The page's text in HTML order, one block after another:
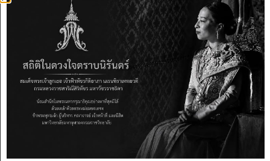
ตารางสอนระดับปริญญาตรี ภาคการศึกษาที่ 2 ประจำปีการศึกษา